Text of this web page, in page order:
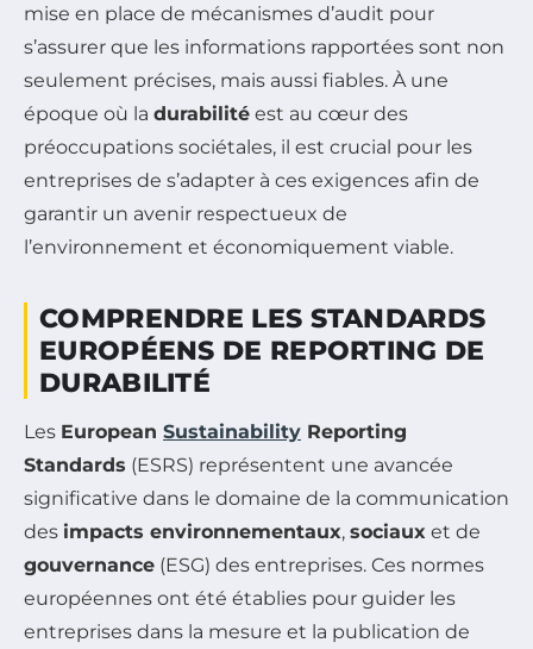
mise en place de mécanismes d’audit pour
s’assurer que les informations rapportées sont non
seulement précises, mais aussi fiables. À une
époque où la durabilité est au cœur des
préoccupations sociétales, il est crucial pour les
entreprises de s’adapter à ces exigences afin de
garantir un avenir respectueux de
l’environnement et économiquement viable.
COMPRENDRE LES STANDARDS
EUROPÉENS DE REPORTING DE
DURABILITÉ
Les European Sustainability Reporting
Standards (ESRS) représentent une avancée
significative dans le domaine de la communication
des impacts environnementaux, sociaux et de
gouvernance (ESG) des entreprises. Ces normes
européennes ont été établies pour guider les
entreprises dans la mesure et la publication de